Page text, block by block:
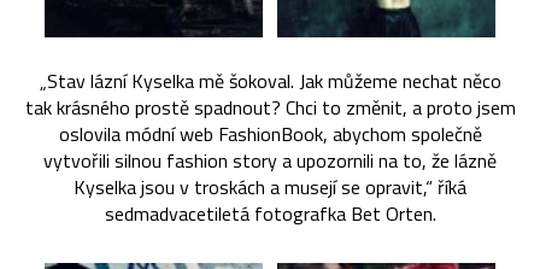
„Stav lázní Kyselka mě šokoval. Jak můžeme nechat něco
tak krásného prostě spadnout? Chci to změnit, a proto jsem
oslovila módní web FashionBook, abychom společně
vytvořili silnou fashion story a upozornili na to, že lázně
Kyselka jsou v troskách a musejí se opravit,“ říká
sedmadvacetiletá fotografka Bet Orten.